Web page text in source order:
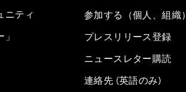
ニティ
参加する（個人、組織）
プレスリリース登録
ニュースレター購読
連絡先 (英語のみ)